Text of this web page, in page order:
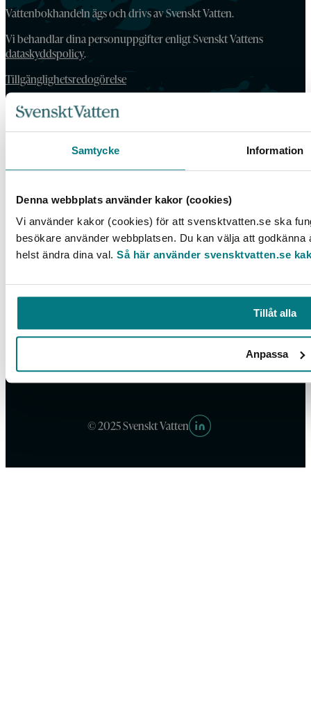
Samtycke Information
Denna webbplats använder kakor (cookies)
Vi använder kakor (cookies) för att svensktvatten.se ska
besökare använder webbplatsen. Du kan välja att
helst ändra dina val. Så här använder svensktvatten.se
Tillåt alla
Anpassa
Vattenbokhandeln ägs och drivs av Svenskt Vatten.
Vi behandlar dina personuppgifter enligt Svenskt Vattens
dataskyddspolicy.
Tillgänglighetsredogörelse
Box 14057, 167 14 Bromma, Tel. 08-506 002 00
svensktvatten@svensktvatten.se
© 2025 Svenskt Vatten